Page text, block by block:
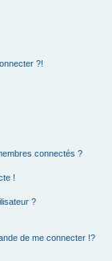
?!
connectés ?
!
?
de me connecter !?